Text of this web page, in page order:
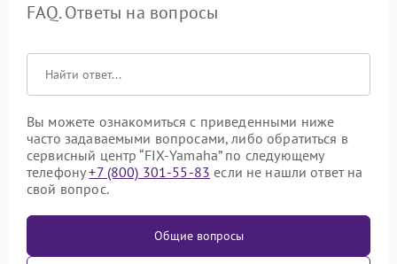
FAQ. Ответы на вопросы
Вы можете ознакомиться с приведенными ниже
часто задаваемыми вопросами, либо обратиться в
сервисный центр “FIX-Yamaha” по следующему
телефону+7 (800) 301-55-83 если не нашли ответ на
свой вопрос.
Общие вопросы